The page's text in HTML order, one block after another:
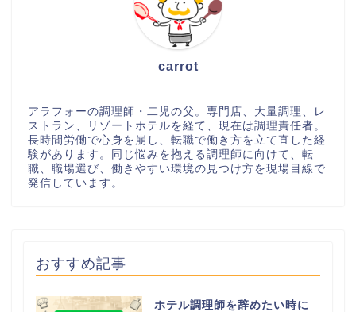
carrot
アラフォーの調理師・二児の父。専門店、大量調理、レ
ストラン、リゾートホテルを経て、現在は調理責任者。
長時間労働で心身を崩し、転職で働き方を立て直した経
験があります。同じ悩みを抱える調理師に向けて、転
職、職場選び、働きやすい環境の見つけ方を現場目線で
発信しています。
おすすめ記事
ホテル調理師を辞めたい時に